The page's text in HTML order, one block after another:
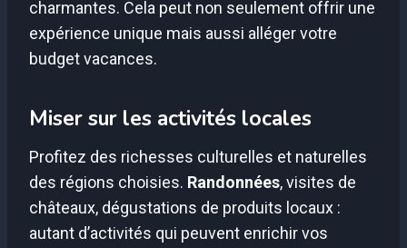
charmantes. Cela peut non seulement offrir une
expérience unique mais aussi alléger votre
budget vacances.
Miser sur les activités locales
Profitez des richesses culturelles et naturelles
des régions choisies. Randonnées, visites de
châteaux, dégustations de produits locaux :
autant d’activités qui peuvent enrichir vos